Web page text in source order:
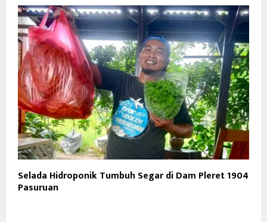
Selada Hidroponik Tumbuh Segar di Dam Pleret 1904
Pasuruan